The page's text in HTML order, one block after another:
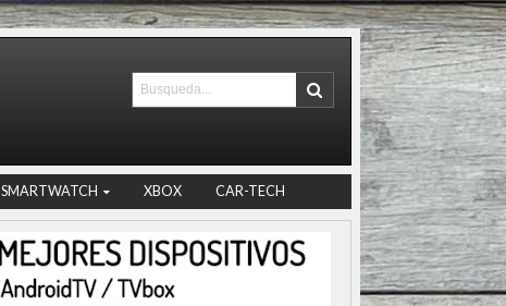
SMARTWATCH XBOX CAR-TECH